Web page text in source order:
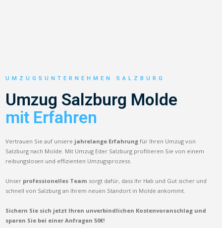
UMZUGSUNTERNEHMEN SALZBURG
Umzug Salzburg Molde
mit Erfahren
Vertrauen Sie auf unsere jahrelange Erfahrung für Ihren Umzug von
Salzburg nach Molde. Mit Umzug Eder Salzburg profitieren Sie von einem
reibungslosen und effizienten Umzugsprozess.
Unser professionelles Team sorgt dafür, dass Ihr Hab und Gut sicher und
schnell von Salzburg an Ihrem neuen Standort in Molde ankommt.
Sichern Sie sich jetzt Ihren unverbindlichen Kostenvoranschlag und
sparen Sie bei einer Anfragen 50€!